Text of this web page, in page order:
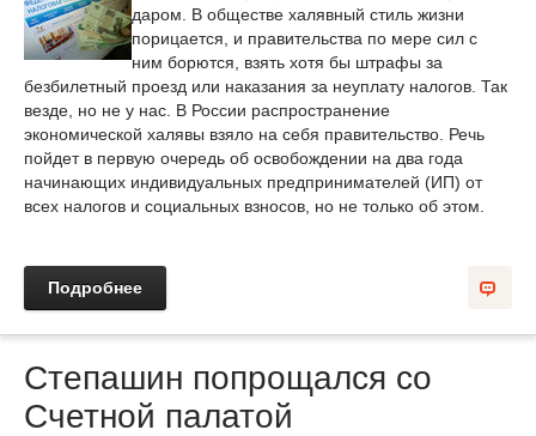
даром. В обществе халявный стиль жизни
порицается, и правительства по мере сил с
ним борются, взять хотя бы штрафы за
безбилетный проезд или наказания за неуплату налогов. Так
везде, но не у нас. В России распространение
экономической халявы взяло на себя правительство. Речь
пойдет в первую очередь об освобождении на два года
начинающих индивидуальных предпринимателей (ИП) от
всех налогов и социальных взносов, но не только об этом.
Подробнее
Степашин попрощался со
Счетной палатой